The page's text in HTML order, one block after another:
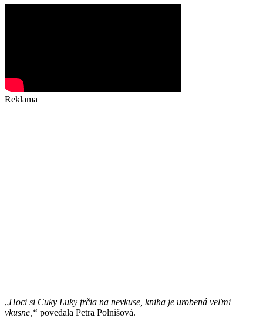
Reklama
„Hoci si Cuky Luky frčia na nevkuse, kniha je urobená veľmi
vkusne,“ povedala Petra Polnišová.